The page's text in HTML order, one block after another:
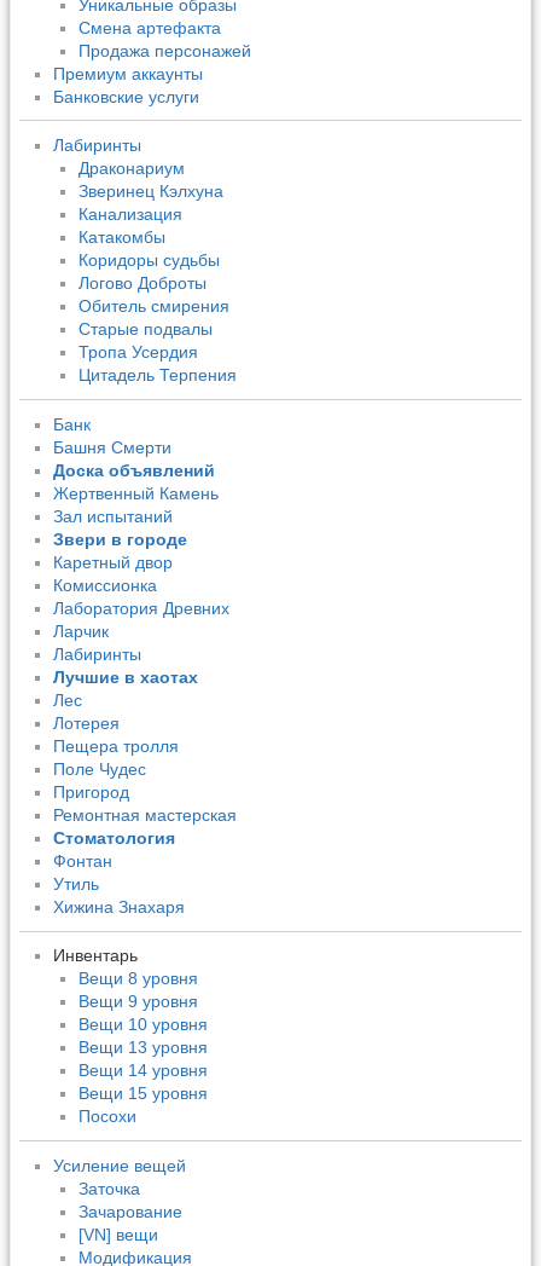
Уникальные образы
Смена артефакта
Продажа персонажей
Премиум аккаунты
Банковские услуги
Лабиринты
Драконариум
Зверинец Кэлхуна
Канализация
Катакомбы
Коридоры судьбы
Логово Доброты
Обитель смирения
Старые подвалы
Тропа Усердия
Цитадель Терпения
Банк
Башня Смерти
Доска объявлений
Жертвенный Камень
Зал испытаний
Звери в городе
Каретный двор
Комиссионка
Лаборатория Древних
Ларчик
Лабиринты
Лучшие в хаотах
Лес
Лотерея
Пещера тролля
Поле Чудес
Пригород
Ремонтная мастерская
Стоматология
Фонтан
Утиль
Хижина Знахаря
Инвентарь
Вещи 8 уровня
Вещи 9 уровня
Вещи 10 уровня
Вещи 13 уровня
Вещи 14 уровня
Вещи 15 уровня
Посохи
Усиление вещей
Заточка
Зачарование
[VN] вещи
Модификация